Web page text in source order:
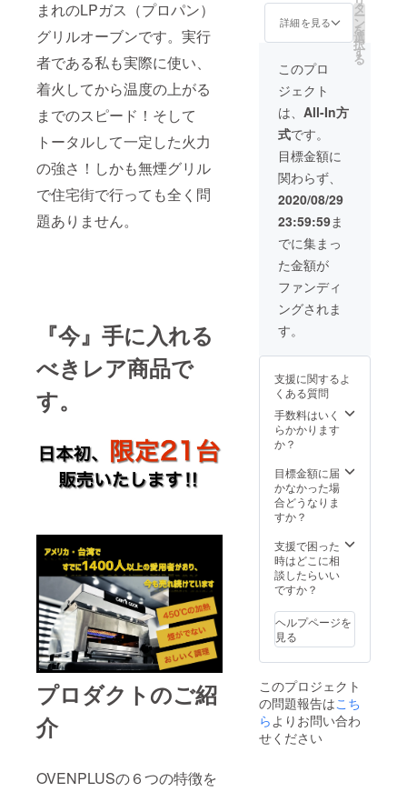
まれのLPガス（プロパン）
グリルオーブンです。実行
者である私も実際に使い、
着火してから温度の上がる
までのスピード！そして
トータルして一定した火力
の強さ！しかも無煙グリル
で住宅街で行っても全く問
題ありません。
『今』手に入れる
べきレア商品で
す。
プロダクトのご紹
介
OVENPLUSの６つの特徴を
→69,80
0円（消
費税・
送料込
み）
【商品
内容】
・製品
本体 ・
ピザス
トーン
・ピザ
カッ
ター ・
ピザ
ピール
【送料
につい
て】 商
品代金
には自
宅まで
れてお
す。
※LPガ
スタン
クは別
途ご自
入orレ
ンタル
をして
いただ
す。 ※
缶ガ
ス、カ
セット
のガス
は法律
で使用
できま
※製品は
出来上
がって
います
が、出
詳細を見る
タ
ー
ン
を
選
択
す
る
このプロ
ジェクト
は、 All-In方
式です。
目標金額に
関わらず、
2020/08/29
23:59:59ま
でに集まっ
た金額が
ファンディ
ングされま
す。
支援に関するよ
くある質問
手数料はいく
らかかります
か？
目標金額に届
かなかった場
合どうなりま
すか？
支援で困った
時はどこに相
談したらいい
ですか？
ヘルプページを
見る
このプロジェクト
の問題報告はこち
ら よりお問い合わ
せください